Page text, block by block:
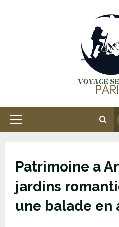
Menu
Patrimoine a
jardins
une balade en